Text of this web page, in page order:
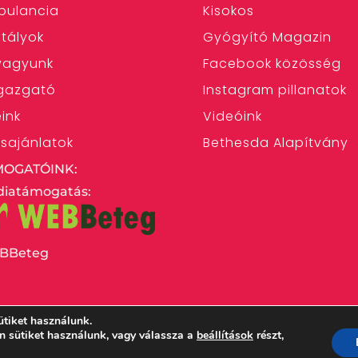
Kisokos
Gyógyító Magazin
Facebook közösség
Instagram pillanatok
Videóink
Bethesda Alapítvány
Bethesda Gyermekkórháza – 1146
használunk.
sütiket használunk, vagy válassza a beállítások részt,